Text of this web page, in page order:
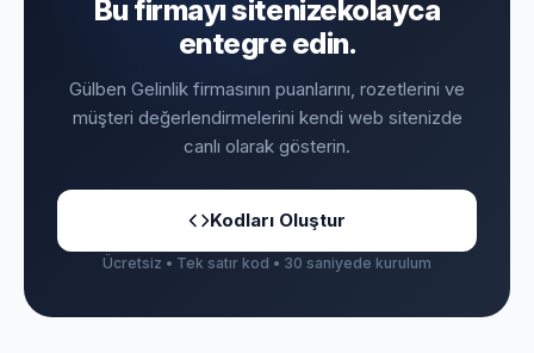
Bu firmayı sitenizekolayca
entegre edin.
Gülben Gelinlik firmasının puanlarını, rozetlerini ve
müşteri değerlendirmelerini kendi web sitenizde
canlı olarak gösterin.
Kodları Oluştur
Ücretsiz • Tek satır kod • 30 saniyede kurulum